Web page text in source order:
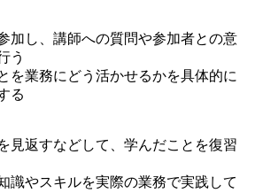
加し、講師への質問や参加者との意
う
を業務にどう活かせるかを具体的に
る
見返すなどして、学んだことを復習
識やスキルを実際の業務で実践して